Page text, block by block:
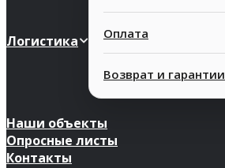
Логистика Оплата
Возврат и гарантии
Наши объекты
Опросные листы
Контакты